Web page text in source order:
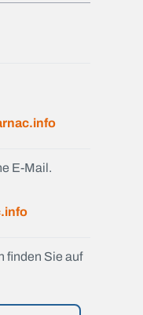
E-Mail.
finden Sie auf